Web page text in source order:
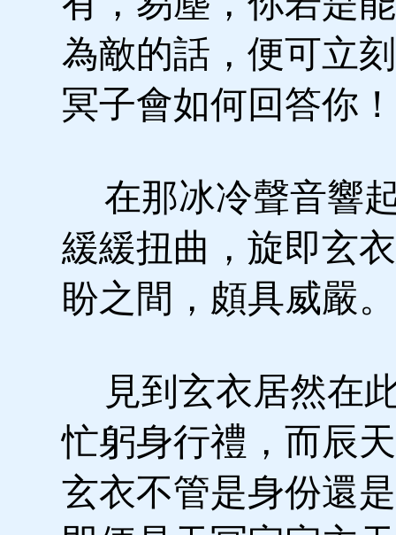
為敵的話，便可立
冥子會如何回答你
在那冰冷聲音響
緩緩扭曲，旋即玄
盼之間，頗具威嚴。
見到玄衣居然在
忙躬身行禮，而辰
玄衣不管是身份還